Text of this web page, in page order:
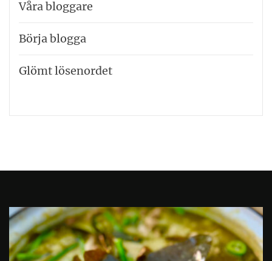
Våra bloggare
Börja blogga
Glömt lösenordet